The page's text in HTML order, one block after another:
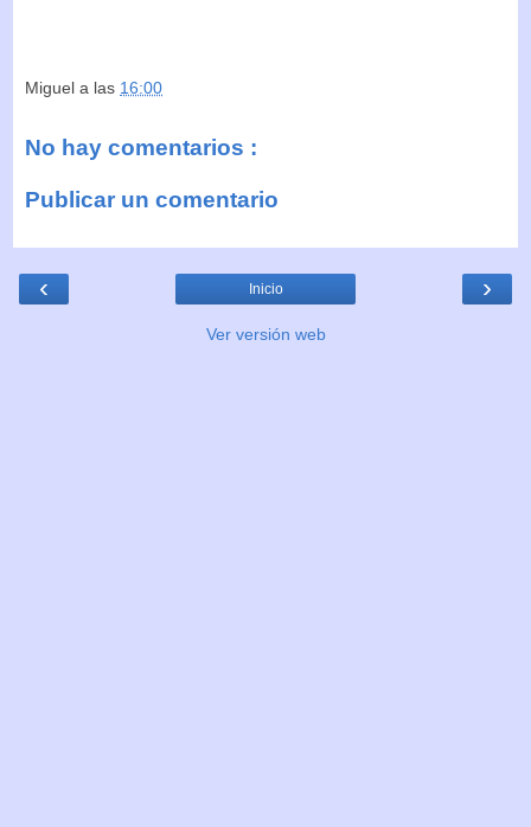
Miguel a las 16:00
No hay comentarios :
Publicar un comentario
‹ ›
Inicio
Ver versión web